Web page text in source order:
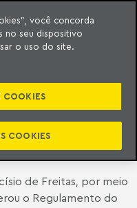
DE
DO
de Freitas, por meio
o Regulamento do
você concorda
no seu dispositivo
o uso do site.
COOKIES
COOKIES